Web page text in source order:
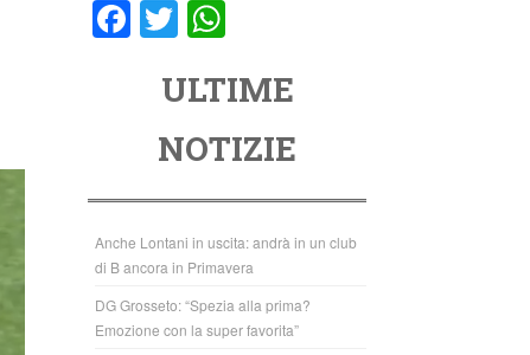
F
o
o
k
T
tt
er
at
s
A
p
p
ULTIME
NOTIZIE
Anche Lontani in uscita: andrà in un club
di B ancora in Primavera
DG Grosseto: “Spezia alla prima?
Emozione con la super favorita”